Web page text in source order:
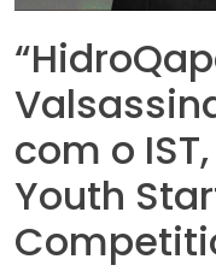
com o
Youth